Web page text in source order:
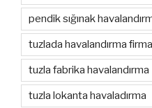
pendik sığınak
tuzlada havalandırma
tuzla fabrika havalandırma
tuzla lokanta havaladırma